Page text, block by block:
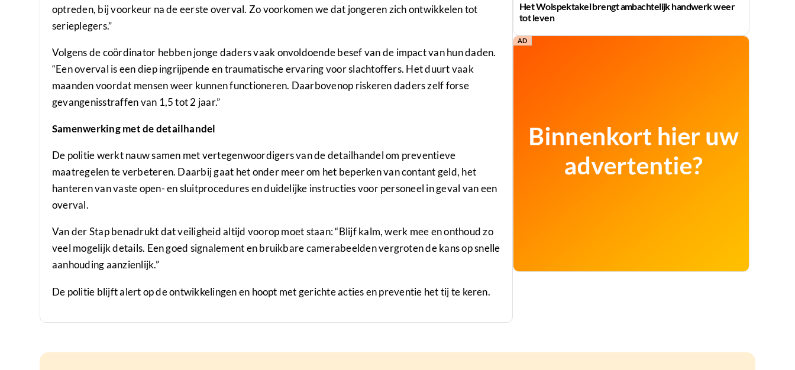
optreden, bij voorkeur na de eerste overval. Zo voorkomen we dat jongeren zich ontwikkelen tot
serieplegers.”
Volgens de coördinator hebben jonge daders vaak onvoldoende besef van de impact van hun daden.
“Een overval is een diep ingrijpende en traumatische ervaring voor slachtoffers. Het duurt vaak
maanden voordat mensen weer kunnen functioneren. Daarbovenop riskeren daders zelf forse
gevangenisstraffen van 1,5 tot 2 jaar.”
Samenwerking met de detailhandel
De politie werkt nauw samen met vertegenwoordigers van de detailhandel om preventieve
maatregelen te verbeteren. Daarbij gaat het onder meer om het beperken van contant geld, het
hanteren van vaste open- en sluitprocedures en duidelijke instructies voor personeel in geval van een
overval.
Van der Stap benadrukt dat veiligheid altijd voorop moet staan: “Blijf kalm, werk mee en onthoud zo
veel mogelijk details. Een goed signalement en bruikbare camerabeelden vergroten de kans op snelle
aanhouding aanzienlijk.”
De politie blijft alert op de ontwikkelingen en hoopt met gerichte acties en preventie het tij te keren.
Het Wolspektakel brengt ambachtelijk handwerk weer
tot leven
AD